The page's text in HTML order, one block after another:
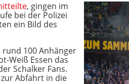
, gingen im
bei der Polizei
ein Bild des
100 Anhänger
Weiß Essen das
Schalker Fans.
Abfahrt in die